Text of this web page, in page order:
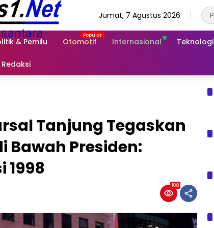
Jumat, 7 Agustus 2026
& Pemilu Otomotif Internasional Teknologi
Redaksi
Tanjung Tegaskan
Bawah Presiden:
1998
108